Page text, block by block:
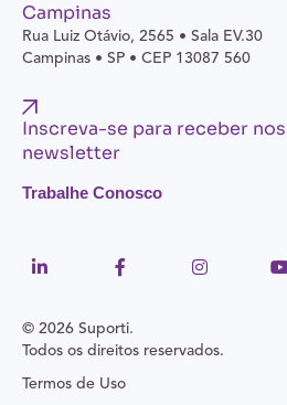
Campinas
Rua Luiz Otávio, 2565 • Sala EV.30
Campinas • SP • CEP 13087 560
Inscreva-se para receber
newsletter
Trabalhe Conosco
© 2026 Suporti.
Todos os direitos reservados.
Termos de Uso